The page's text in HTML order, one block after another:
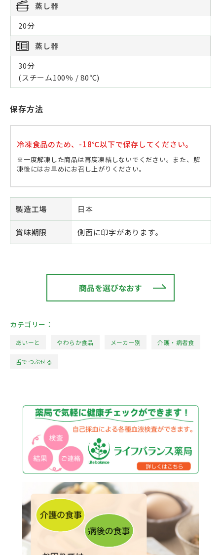
蒸し器
20分
蒸し器
30分
(スチーム100％ / 80℃)
保存方法
冷凍食品のため、-18℃以下で保存してください。
※一度解凍した商品は再度凍結しないでください。また、解
凍後にはお早めにお召し上がりください。
製造工場 日本
賞味期限 側面に印字があります。
商品を選びなおす
カテゴリー：
あいーと やわらか食品 メーカー別 介護・病者食
舌でつぶせる